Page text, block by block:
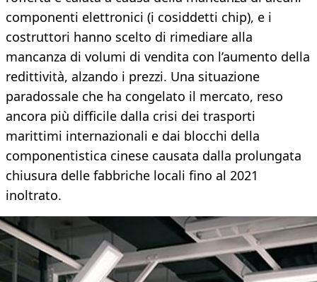
componenti elettronici (i cosiddetti chip), e i
costruttori hanno scelto di rimediare alla
mancanza di volumi di vendita con l’aumento della
redittività, alzando i prezzi. Una situazione
paradossale che ha congelato il mercato, reso
ancora più difficile dalla crisi dei trasporti
marittimi internazionali e dai blocchi della
componentistica cinese causata dalla prolungata
chiusura delle fabbriche locali fino al 2021
inoltrato.